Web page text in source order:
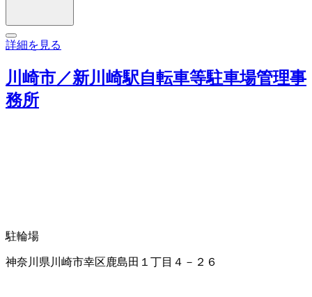
詳細を見る
川崎市／新川崎駅自転車等駐車場管理事
務所
駐輪場
神奈川県川崎市幸区鹿島田１丁目４－２６